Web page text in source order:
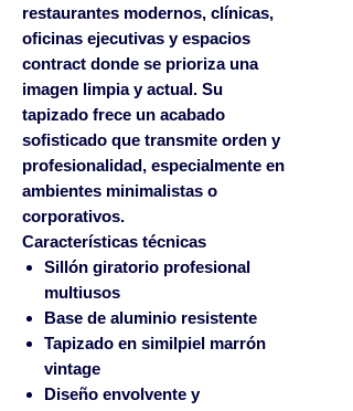
restaurantes modernos, clínicas,
oficinas ejecutivas y espacios
contract donde se prioriza una
imagen limpia y actual. Su
tapizado frece un acabado
sofisticado que transmite orden y
profesionalidad, especialmente en
ambientes minimalistas o
corporativos.
Características técnicas
Sillón giratorio profesional
multiusos
Base de aluminio resistente
Tapizado en similpiel marrón
vintage
Diseño envolvente y